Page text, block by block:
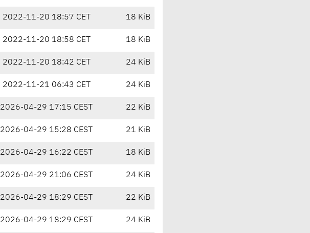
2022-11-20 18:57 CET 18 KiB
2022-11-20 18:58 CET 18 KiB
2022-11-20 18:42 CET 24 KiB
2022-11-21 06:43 CET 24 KiB
2026-04-29 17:15 CEST 22 KiB
2026-04-29 15:28 CEST 21 KiB
2026-04-29 16:22 CEST 18 KiB
2026-04-29 21:06 CEST 24 KiB
2026-04-29 18:29 CEST 22 KiB
2026-04-29 18:29 CEST 24 KiB